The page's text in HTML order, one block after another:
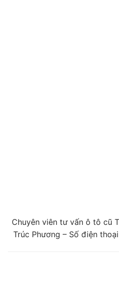
Chuyên viên tư vấn ô tô cũ
Trúc Phương – Số điện